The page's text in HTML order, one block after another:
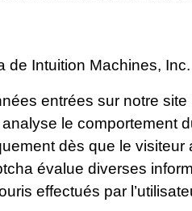
de Intuition Machines,
entrées sur notre
le comportement
dès que le
évalue diverses
effectués par